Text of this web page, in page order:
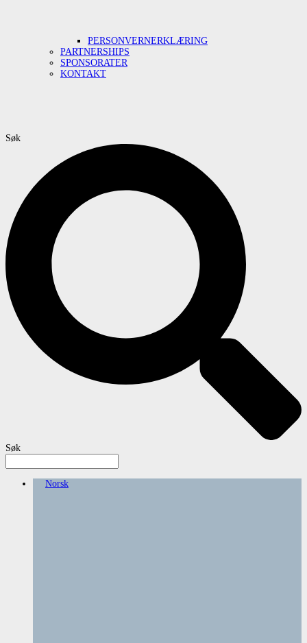
PERSONVERNERKLÆRING
PARTNERSHIPS
SPONSORATER
KONTAKT
Søk
Søk
Norsk